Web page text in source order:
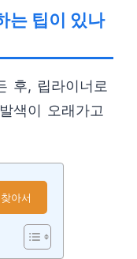
는 팁이 있나
후, 립라이너로
색이 오래가고
아서